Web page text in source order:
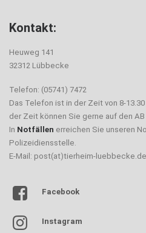
Kontakt:
Heuweg 141
32312 Lübbecke
Telefon: (05741) 7472
Das Telefon ist in der Zeit von 8-
der Zeit können Sie gerne auf den
In Notfällen erreichen Sie unseren
Polizeidiensstelle.
E-Mail: post(at)tierheim-luebbecke.de
Facebook
Instagram